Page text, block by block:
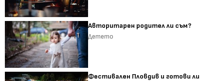
Авторитарен родител ли съм?
Детето
Фестивален Пловдив и готови ли